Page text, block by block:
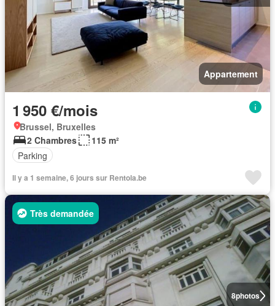
Appartement
1 950 €/mois
Brussel, Bruxelles
2 Chambres
115 m²
Parking
Il y a 1 semaine, 6 jours sur Rentola.be
8photos
Très demandée